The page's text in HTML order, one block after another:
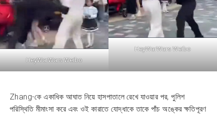
HeyWarWars Weibo
HeyWarWars Weibo
Zhang-কে একাধিক আঘাত নিয়ে হাসপাতালে রেখে যাওয়ার পর, পুলিশ
পরিস্থিতি মীমাংসা করে এবং ওই কারাতে যোদ্ধাকে তাকে পাঁচ অঙ্কের ক্ষতিপূরণ